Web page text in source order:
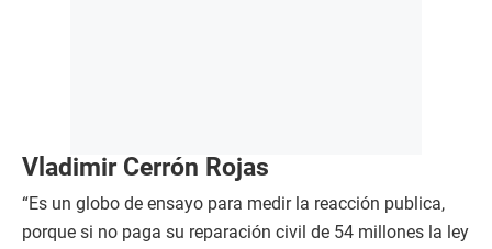
Vladimir Cerrón Rojas
“Es un globo de ensayo para medir la reacción publica,
porque si no paga su reparación civil de 54 millones la ley